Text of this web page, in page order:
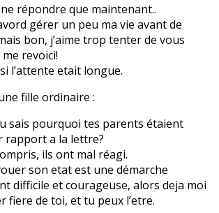
répondre que maintenant..
gérer un peu ma vie avant de
bon, j’aime trop tenter de vous
revoici!
l’attente etait longue.
fille ordinaire :
sais pourquoi tes parents étaient
rapport a la lettre?
ils ont mal réagi.
son etat est une démarche
difficile et courageuse, alors deja moi
fiere de toi, et tu peux l’etre.